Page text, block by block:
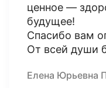
ценное —
будущее!
Спасибо вам
От всей души
Елена Юрьевна